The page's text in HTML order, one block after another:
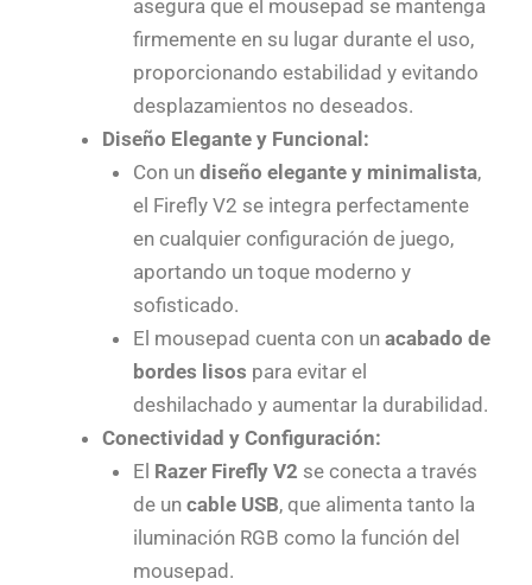
asegura que el mousepad se mantenga
firmemente en su lugar durante el uso,
proporcionando estabilidad y evitando
desplazamientos no deseados.
Diseño Elegante y Funcional:
Con un diseño elegante y minimalista,
el Firefly V2 se integra perfectamente
en cualquier configuración de juego,
aportando un toque moderno y
sofisticado.
El mousepad cuenta con un acabado de
bordes lisos para evitar el
deshilachado y aumentar la durabilidad.
Conectividad y Configuración:
El Razer Firefly V2 se conecta a través
de un cable USB, que alimenta tanto la
iluminación RGB como la función del
mousepad.